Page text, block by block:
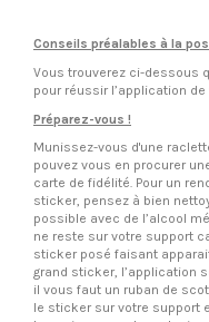
Conseils préalables à la
Vous trouverez ci-dessous
pour réussir l’application
Préparez-vous !
Munissez-vous d'une
pouvez vous en procurer
carte de fidélité. Pour un
sticker, pensez à bien
possible avec de l’alcool
ne reste sur votre support
sticker posé faisant
grand sticker, l’application
il vous faut un ruban de
le sticker sur votre support